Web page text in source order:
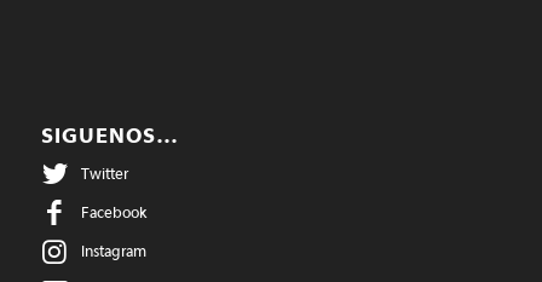
SIGUENOS…
Twitter
Facebook
Instagram